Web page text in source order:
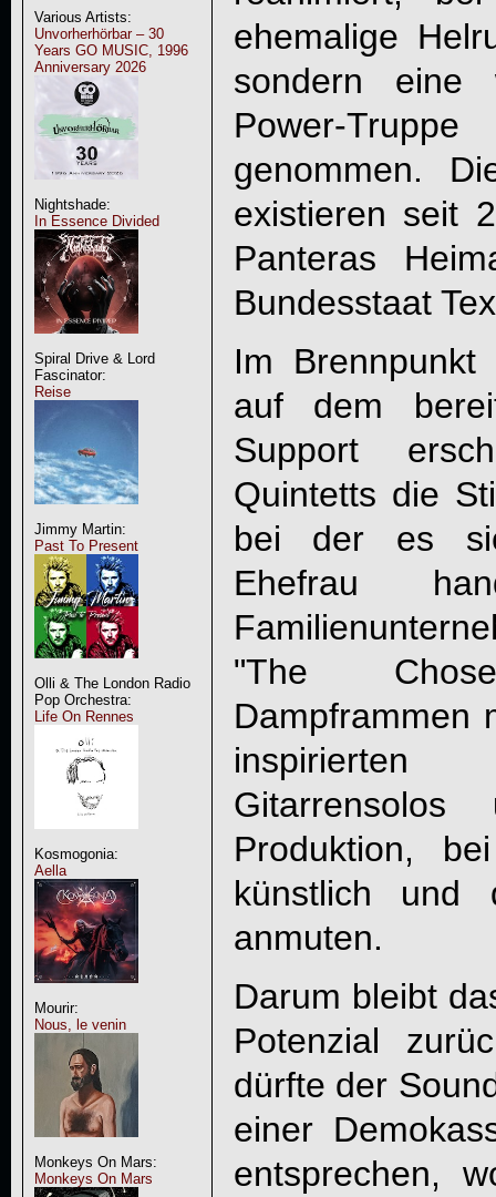
Various Artists:
Unvorherhörbar – 30
Years GO MUSIC, 1996
Anniversary 2026
Nightshade:
In Essence Divided
Spiral Drive & Lord
Fascinator:
Reise
Jimmy Martin:
Past To Present
Olli & The London Radio
Pop Orchestra:
Life On Rennes
Kosmogonia:
Aella
Mourir:
Nous, le venin
Monkeys On Mars:
Monkeys On Mars
ehemalige
sondern eine
Power-
genommen.
existieren seit
Panteras
Bundesstaat
Im
auf dem
Support
Quintetts die
bei der es
Ehefrau
"The
Dampframmen
inspirierten
Gitarrensolos
Produktion,
künstlich und
anmuten.
Darum bleibt
Potenzial
dürfte der
einer
entsprechen,